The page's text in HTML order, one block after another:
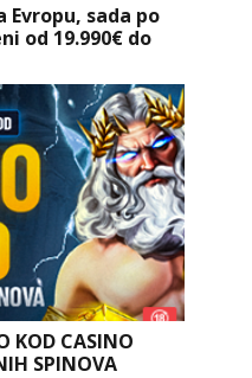
sada po
od 19.990€ do
KOD CASINO
SPINOVA